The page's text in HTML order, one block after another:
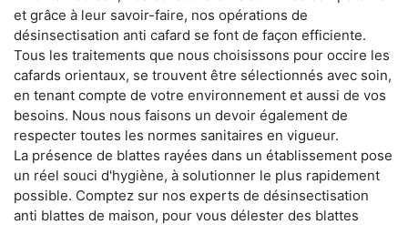
et grâce à leur savoir-faire, nos opérations de
désinsectisation anti cafard se font de façon efficiente.
Tous les traitements que nous choisissons pour occire les
cafards orientaux, se trouvent être sélectionnés avec soin,
en tenant compte de votre environnement et aussi de vos
besoins. Nous nous faisons un devoir également de
respecter toutes les normes sanitaires en vigueur.
La présence de blattes rayées dans un établissement pose
un réel souci d'hygiène, à solutionner le plus rapidement
possible. Comptez sur nos experts de désinsectisation
anti blattes de maison, pour vous délester des blattes